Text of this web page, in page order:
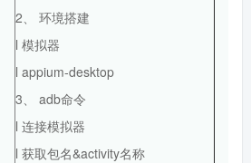
2、 环境搭建
l 模拟器
l appium-desktop
3、 adb命令
l 连接模拟器
l 获取包名&activity名称